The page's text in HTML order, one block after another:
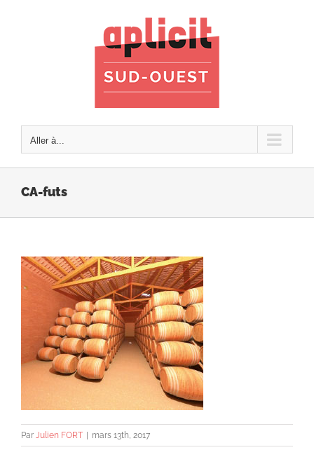
Aller à...
CA-futs
Par Julien FORT mars 13th, 2017